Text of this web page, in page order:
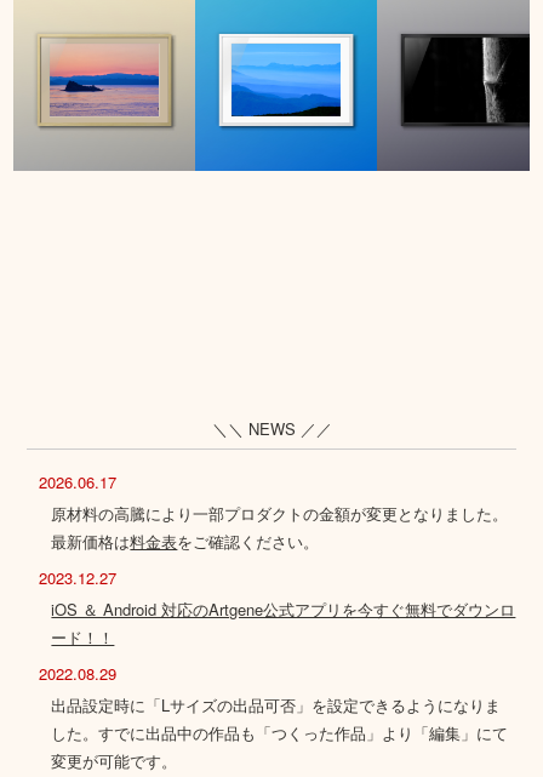
＼＼ NEWS ／／
2026.06.17
原材料の高騰により一部プロダクトの金額が変更となりました。
最新価格は料金表をご確認ください。
2023.12.27
iOS ＆ Android 対応のArtgene公式アプリを今すぐ無料でダウンロ
ード！！
2022.08.29
出品設定時に「Lサイズの出品可否」を設定できるようになりま
した。すでに出品中の作品も「つくった作品」より「編集」にて
変更が可能です。